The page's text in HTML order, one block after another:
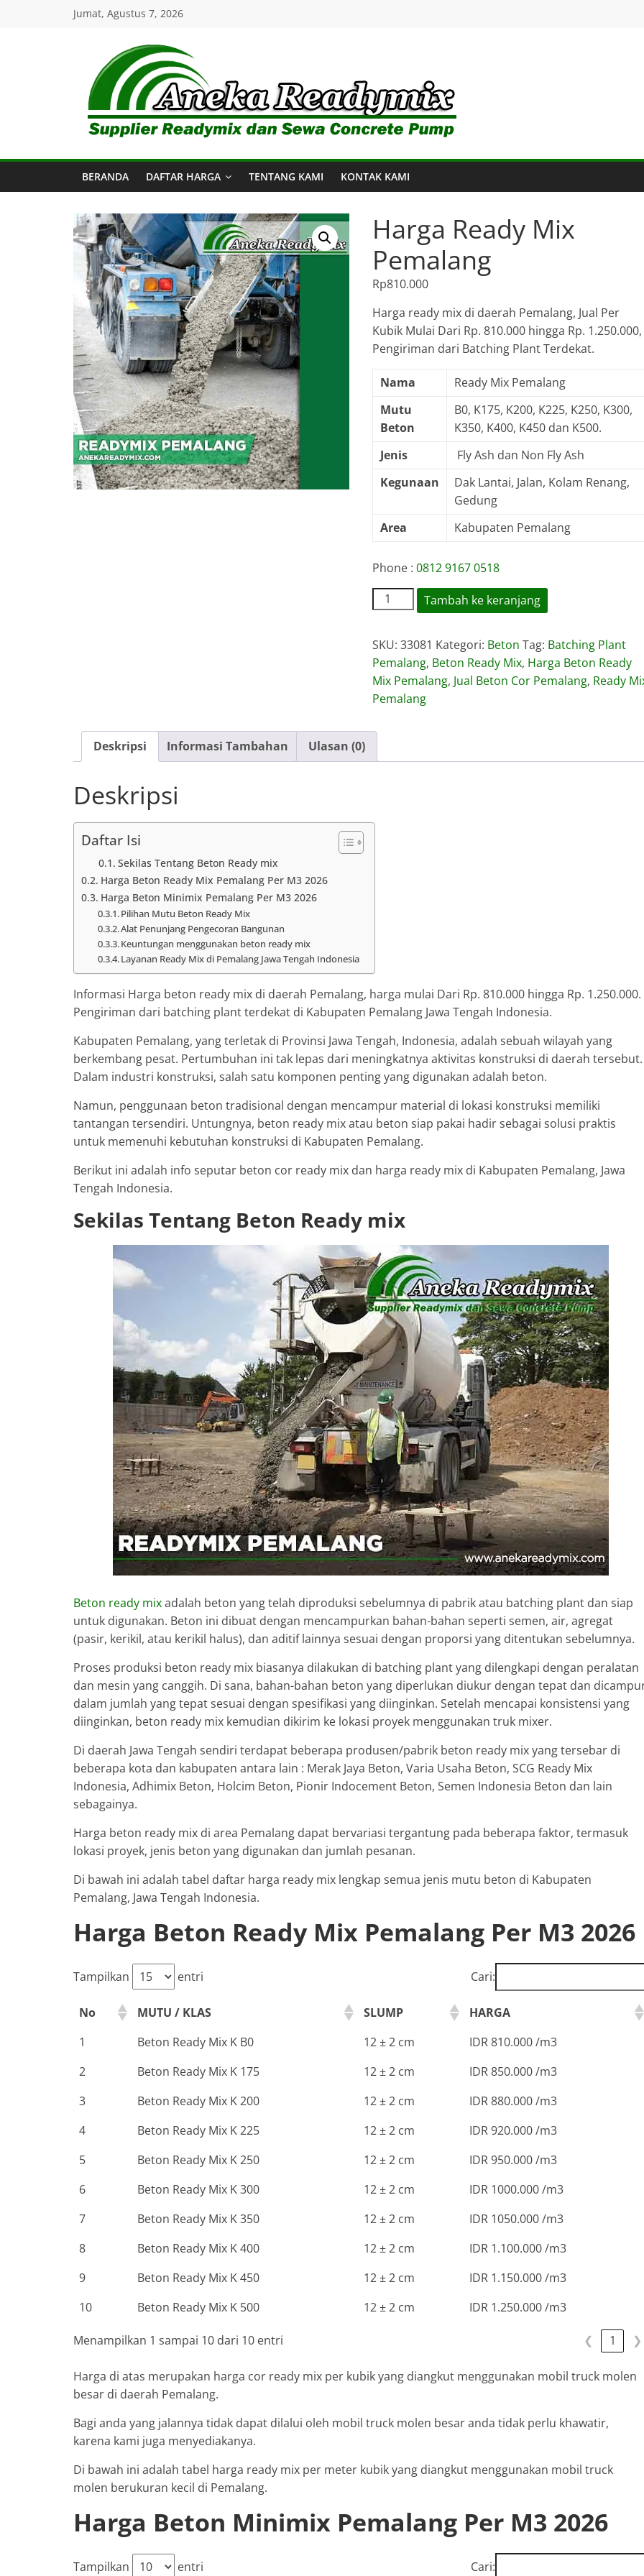
Jumat, Agustus 7, 2026
Aneka
Readymix
Pusat
Penjualan
Online
Aneka
Beton
Ready
mix
Indonesia
BERANDA DAFTAR HARGA TENTANG KAMI KONTAK KAMI
Harga Ready Mix
Pemalang
Rp810.000
Harga ready mix di daerah Pemalang, Jual Per
Kubik Mulai Dari Rp. 810.000 hingga Rp. 1.250.000,
Pengiriman dari Batching Plant Terdekat.
Nama
Ready Mix Pemalang
Mutu
Beton
B0, K175, K200, K225, K250, K300,
K350, K400, K450 dan K500.
Jenis
Fly Ash dan Non Fly Ash
Kegunaan
Dak Lantai, Jalan, Kolam Renang,
Gedung
Area
Kabupaten Pemalang
Phone : 0812 9167 0518
Kuantitas
Harga
Mix
Pemalang
Tambah ke keranjang
SKU: 33081 Kategori: Beton Tag: Batching Plant
Pemalang, Beton Ready Mix, Harga Beton Ready
Mix Pemalang, Jual Beton Cor Pemalang, Ready
Pemalang
Deskripsi Informasi Tambahan Ulasan (0)
Deskripsi
Daftar Isi
Sekilas Tentang Beton Ready mix
Harga Beton Ready Mix Pemalang Per M3 2026
Harga Beton Minimix Pemalang Per M3 2026
Pilihan Mutu Beton Ready Mix
Alat Penunjang Pengecoran Bangunan
Keuntungan menggunakan beton ready mix
Layanan Ready Mix di Pemalang Jawa Tengah Indonesia
Informasi Harga beton ready mix di daerah Pemalang, harga mulai Dari Rp. 810.000 hingga Rp. 1.250.000.
Pengiriman dari batching plant terdekat di Kabupaten Pemalang Jawa Tengah Indonesia.
Kabupaten Pemalang, yang terletak di Provinsi Jawa Tengah, Indonesia, adalah sebuah wilayah yang
berkembang pesat. Pertumbuhan ini tak lepas dari meningkatnya aktivitas konstruksi di daerah tersebut.
Dalam industri konstruksi, salah satu komponen penting yang digunakan adalah beton.
Namun, penggunaan beton tradisional dengan mencampur material di lokasi konstruksi memiliki
tantangan tersendiri. Untungnya, beton ready mix atau beton siap pakai hadir sebagai solusi praktis
untuk memenuhi kebutuhan konstruksi di Kabupaten Pemalang.
Berikut ini adalah info seputar beton cor ready mix dan harga ready mix di Kabupaten Pemalang, Jawa
Tengah Indonesia.
Sekilas Tentang Beton Ready mix
Beton ready mixadalah beton yang telah diproduksi sebelumnya di pabrik atau batching plant dan siap
untuk digunakan. Beton ini dibuat dengan mencampurkan bahan-bahan seperti semen, air, agregat
(pasir, kerikil, atau kerikil halus), dan aditif lainnya sesuai dengan proporsi yang ditentukan sebelumnya.
Proses produksi beton ready mix biasanya dilakukan di batching plant yang dilengkapi dengan peralatan
dan mesin yang canggih. Di sana, bahan-bahan beton yang diperlukan diukur dengan tepat dan
dalam jumlah yang tepat sesuai dengan spesifikasi yang diinginkan. Setelah mencapai konsistensi yang
diinginkan, beton ready mix kemudian dikirim ke lokasi proyek menggunakan truk mixer.
Di daerah Jawa Tengah sendiri terdapat beberapa produsen/pabrik beton ready mix yang tersebar di
beberapa kota dan kabupaten antara lain : Merak Jaya Beton, Varia Usaha Beton, SCG Ready Mix
Indonesia, Adhimix Beton, Holcim Beton, Pionir Indocement Beton, Semen Indonesia Beton dan lain
sebagainya.
Harga beton ready mix di area Pemalang dapat bervariasi tergantung pada beberapa faktor, termasuk
lokasi proyek, jenis beton yang digunakan dan jumlah pesanan.
Di bawah ini adalah tabel daftar harga ready mix lengkap semua jenis mutu beton di Kabupaten
Pemalang, Jawa Tengah Indonesia.
Harga Beton Ready Mix Pemalang Per M3 2026
Tampilkan entri Cari:
No MUTU / KLAS SLUMP
HARGA
1
Beton Ready Mix K B0 12 ± 2 cm
IDR 810.000 /m3
2
Beton Ready Mix K 175 12 ± 2 cm
IDR 850.000 /m3
3
Beton Ready Mix K 200 12 ± 2 cm
IDR 880.000 /m3
4
Beton Ready Mix K 225 12 ± 2 cm
IDR 920.000 /m3
5
Beton Ready Mix K 250 12 ± 2 cm
IDR 950.000 /m3
6
Beton Ready Mix K 300 12 ± 2 cm
IDR 1000.000 /m3
7
Beton Ready Mix K 350 12 ± 2 cm
IDR 1050.000 /m3
8
Beton Ready Mix K 400 12 ± 2 cm
IDR 1.100.000 /m3
9
Beton Ready Mix K 450 12 ± 2 cm
IDR 1.150.000 /m3
10
Beton Ready Mix K 500 12 ± 2 cm IDR 1.250.000 /m3
Menampilkan 1 sampai 10 dari 10 entri ❮ 1 ❯
Harga di atas merupakan harga cor ready mix per kubik yang diangkut menggunakan mobil truck molen
besar di daerah Pemalang.
Bagi anda yang jalannya tidak dapat dilalui oleh mobil truck molen besar anda tidak perlu khawatir,
karena kami juga menyediakanya.
Di bawah ini adalah tabel harga ready mix per meter kubik yang diangkut menggunakan mobil truck
molen berukuran kecil di Pemalang.
Harga Beton Minimix Pemalang Per M3 2026
Tampilkan entri Cari: